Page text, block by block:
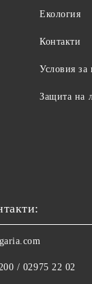
Екология
Контакти
Условия за
Защита на
/ 02975 22 02